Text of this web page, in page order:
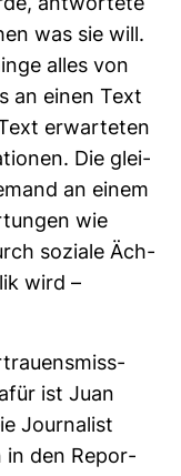
ant­wor­tete
was sie will.
alles von
an einen Text
erwar­teten
Die glei­
an einem
wie
soziale Äch­
wird –
ist Juan
Jour­na­list
in den Repor­